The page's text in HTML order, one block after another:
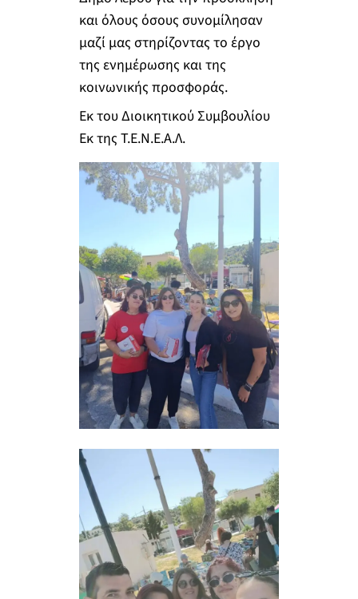
και όλους όσους συνομίλησαν
μαζί μας στηρίζοντας το έργο
της ενημέρωσης και της
κοινωνικής προσφοράς.
Εκ του Διοικητικού Συμβουλίου
Εκ της Τ.Ε.Ν.Ε.Α.Λ.